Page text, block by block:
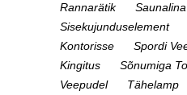
Rannarätik
Saunalina
Sisekujunduselement
Kontorisse
Spordi
Kingitus
Sõnumiga
Veepudel
Tähelamp